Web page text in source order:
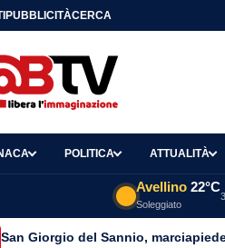
PUBBLICITÀCERCA
POLITICA ATTUALITÀ
Avellino 22°C
Soleggiato
San Giorgio del Sannio,